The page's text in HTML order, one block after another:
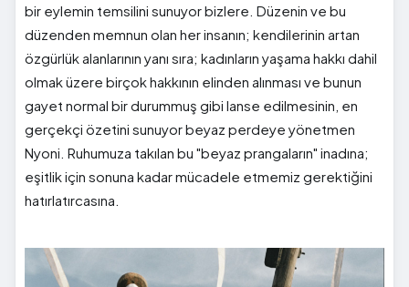
bir eylemin temsilini sunuyor bizlere. Düzenin ve bu
düzenden memnun olan her insanın; kendilerinin artan
özgürlük alanlarının yanı sıra; kadınların yaşama hakkı dahil
olmak üzere birçok hakkının elinden alınması ve bunun
gayet normal bir durummuş gibi lanse edilmesinin, en
gerçekçi özetini sunuyor beyaz perdeye yönetmen
Nyoni. Ruhumuza takılan bu "beyaz prangaların" inadına;
eşitlik için sonuna kadar mücadele etmemiz gerektiğini
hatırlatırcasına.